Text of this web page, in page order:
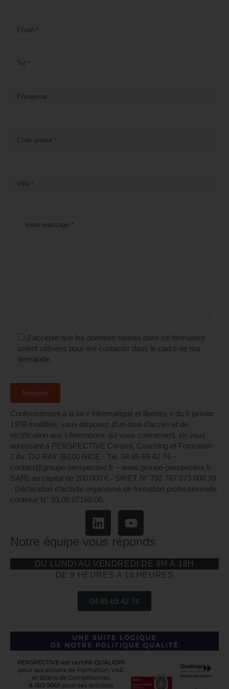
J'accepte que les données saisies dans ce formulaire
soient utilisées pour me contacter dans le cadre de ma
demande.
Conformément à la loi « Informatique et libertés » du 6 janvier
1978 modifiée, vous disposez d’un droit d’accès et de
rectification aux informations qui vous concernent, en vous
adressant à PERSPECTIVE Conseil, Coaching et Formation -
2 Av. DU RAY 06100 NICE - Tél. 04 85 69 42 74⁩ –
contact@groupe-perspective.fr – www.groupe-perspective.fr.
SARL au capital de 200.000 € - SIRET N° 792 767 873 000 39
- Déclaration d’activité organisme de formation professionnelle
continue N° 93.06.07160.06.
Notre équipe vous réponds
DU LUNDI AU VENDREDI DE 9H À 18H
DE 9 HEURES A 18 HEURES
04 85 69 42 74